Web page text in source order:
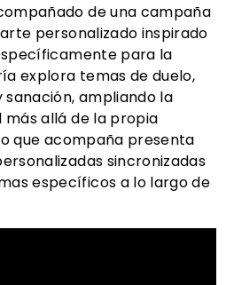
de una campaña
personalizado inspirado
para la
explora temas de duelo,
ampliando la
allá de la propia
que acompaña presenta
sincronizadas
específicos a lo largo de